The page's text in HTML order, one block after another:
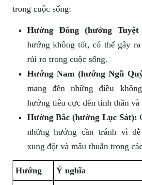
trong cuộc sống:
Hướng Đông (hướng Tuyệt
hướng không tốt, có thể gây
rủi ro trong cuộc sống.
Hướng Nam (hướng Ngũ
mang đến những điều
hưởng tiêu cực đến tinh thần và
Hướng Bắc (hướng Lục Sát):
những hướng cần tránh vì
xung đột và mâu thuẫn trong
Hướng Ý nghĩa